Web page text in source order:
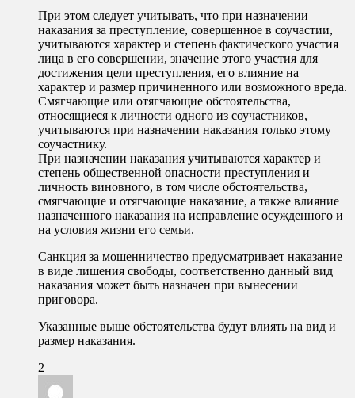
При этом следует учитывать, что при назначении
наказания за преступление, совершенное в соучастии,
учитываются характер и степень фактического участия
лица в его совершении, значение этого участия для
достижения цели преступления, его влияние на
характер и размер причиненного или возможного вреда.
Смягчающие или отягчающие обстоятельства,
относящиеся к личности одного из соучастников,
учитываются при назначении наказания только этому
соучастнику.
При назначении наказания учитываются характер и
степень общественной опасности преступления и
личность виновного, в том числе обстоятельства,
смягчающие и отягчающие наказание, а также влияние
назначенного наказания на исправление осужденного и
на условия жизни его семьи.
Санкция за мошенничество предусматривает наказание
в виде лишения свободы, соответственно данный вид
наказания может быть назначен при вынесении
приговора.
Указанные выше обстоятельства будут влиять на вид и
размер наказания.
2